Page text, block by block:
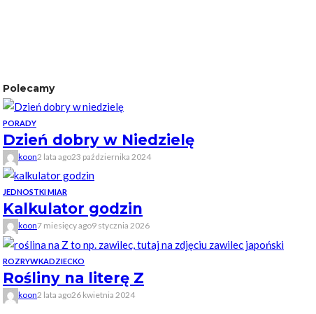
Polecamy
PORADY
Dzień dobry w Niedzielę
koon2 lata ago23 października 2024
JEDNOSTKI MIAR
Kalkulator godzin
koon7 miesięcy ago9 stycznia 2026
ROZRYWKADZIECKO
Rośliny na literę Z
koon2 lata ago26 kwietnia 2024